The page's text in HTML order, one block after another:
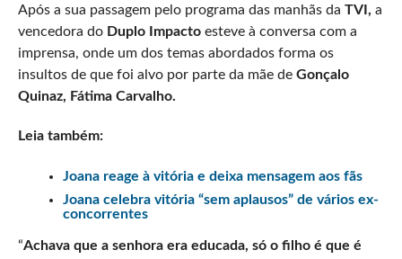
Após a sua passagem pelo programa das manhãs da TVI, a
vencedora do Duplo Impacto esteve à conversa com a
imprensa, onde um dos temas abordados forma os
insultos de que foi alvo por parte da mãe de Gonçalo
Quinaz, Fátima Carvalho.
Leia também:
Joana reage à vitória e deixa mensagem aos fãs
Joana celebra vitória “sem aplausos” de vários ex-
concorrentes
“Achava que a senhora era educada, só o filho é que é